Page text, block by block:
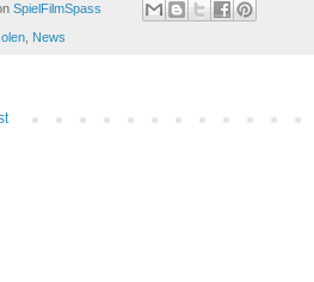
SpielFilmSpass
, News